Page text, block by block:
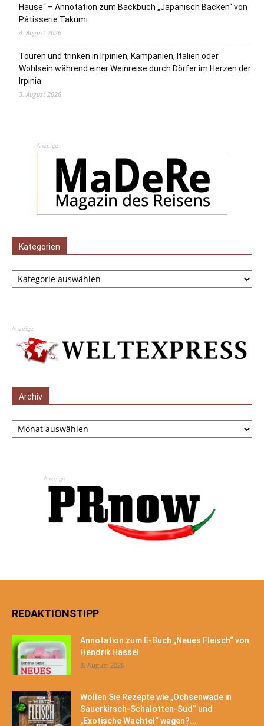
Hause“ – Annotation zum Backbuch „Japanisch Backen“ von
Pâtisserie Takumi
4. August 2026
Touren und trinken in Irpinien, Kampanien, Italien oder
Wohlsein während einer Weinreise durch Dörfer im Herzen der
Irpinia
3. August 2026
Anzeige
Kategorien
Kategorien
Anzeige
Archiv
Archiv
Anzeige
REDAKTIONSTIPP
Annotation zum E-Buch „Neues Fleisch“ von
Hendrik Hassel
8. August 2026
Wollen Sie Rezepte wie „Ochsenwade in
Sauerkirsch-Schalotten-Sud“ und
„Exotische Wachtel“ wagen?...